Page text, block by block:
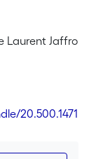
Laurent Jaffro
20.500.1471